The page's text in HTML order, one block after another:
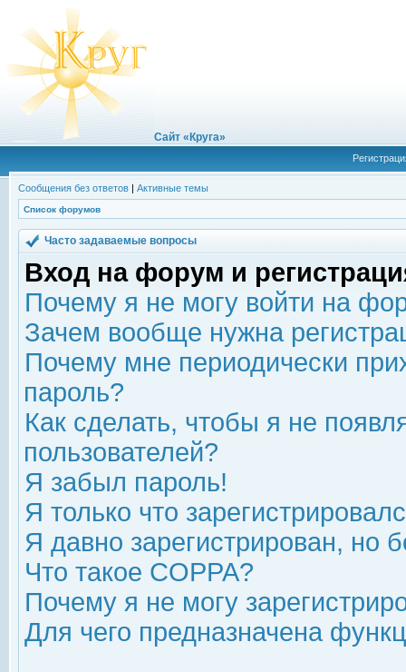
Сайт «Круга»
Сообщения без ответов | Активные темы
Список форумов
Часто задаваемые вопросы
Вход на форум и
Почему я не могу войти на
Зачем вообще нужна
Почему мне периодически
пароль?
Как сделать, чтобы я не
пользователей?
Я забыл пароль!
Я только что
Я давно зарегистрирован, но
Что такое COPPA?
Почему я не могу
Для чего предназначена